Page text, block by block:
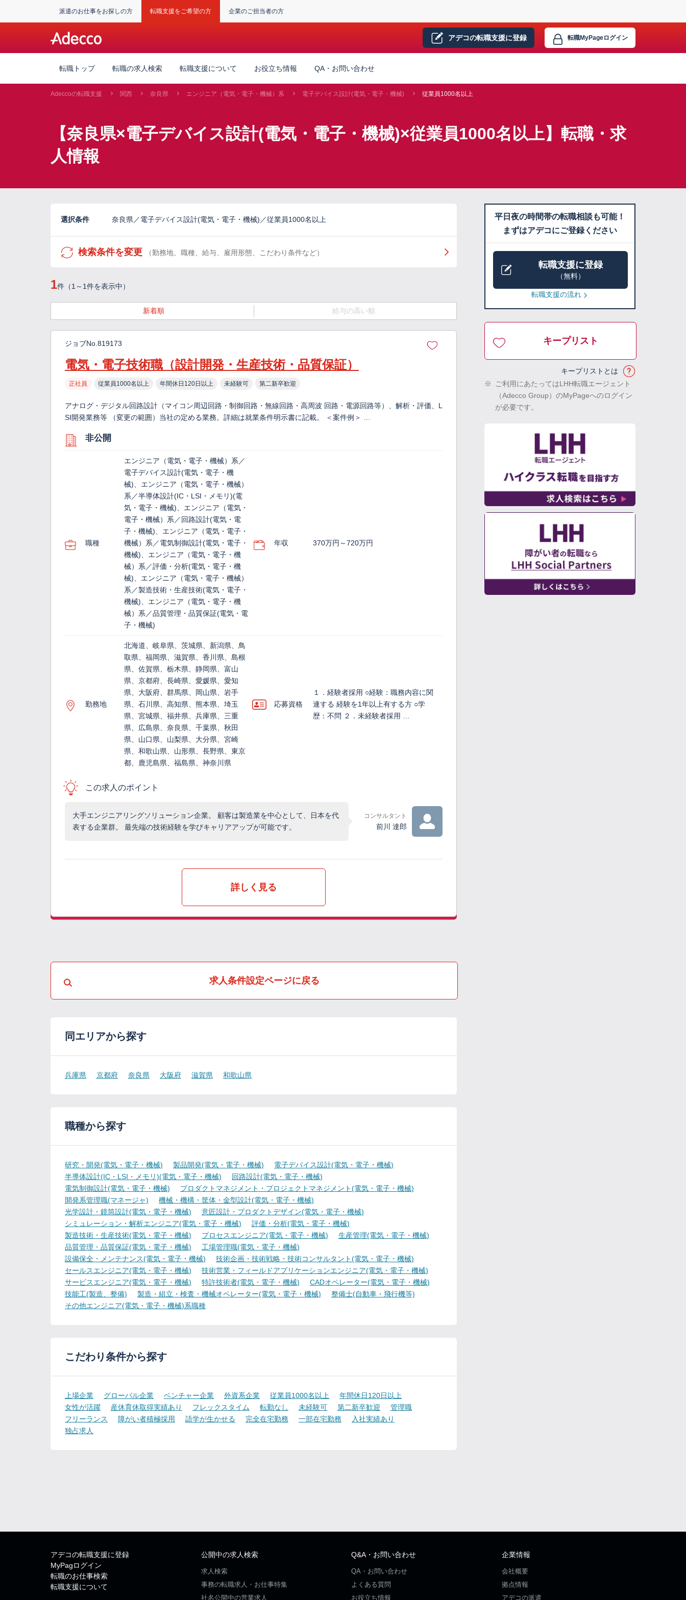
派遣のお仕事をお探しの方 転職支援をご希望の方 企業のご担当者の方
アデコの転職支援に登録 転職MyPageログイン
転職トップ 転職の求人検索 転職支援について お役立ち情報 QA・お問い合わせ
Adeccoの転職支援 関西 奈良県 エンジニア（電気・電子・機械）系 電子デバイス設計(電気・電子・機械) 従業員1000名以上
【奈良県×電子デバイス設計(電気・電子・機械)×従業員1000名以上】転職・求
人情報
選択条件 奈良県／電子デバイス設計(電気・電子・機械)／従業員1000名以上
検索条件を変更 （勤務地、職種、給与、雇用形態、こだわり条件など）
1件（1～1件を表示中）
新着順 給与の高い順
ジョブNo.819173
電気・電子技術職（設計開発・生産技術・品質保証）
正社員 従業員1000名以上 年間休日120日以上 未経験可 第二新卒歓迎
アナログ・デジタル回路設計（マイコン周辺回路・制御回路・無線回路・高周波 回路・電源回路等）、解析・評価、L
SI開発業務等 （変更の範囲）当社の定める業務。詳細は就業条件明示書に記載。 ＜案件例＞ …
非公開
職種
エンジニア（電気・電子・機械）系／
電子デバイス設計(電気・電子・機
械)、エンジニア（電気・電子・機械）
系／半導体設計(IC・LSI・メモリ)(電
気・電子・機械)、エンジニア（電気・
電子・機械）系／回路設計(電気・電
子・機械)、エンジニア（電気・電子・
機械）系／電気制御設計(電気・電子・
機械)、エンジニア（電気・電子・機
械）系／評価・分析(電気・電子・機
械)、エンジニア（電気・電子・機械）
系／製造技術・生産技術(電気・電子・
機械)、エンジニア（電気・電子・機
械）系／品質管理・品質保証(電気・電
子・機械)
年収 370万円～720万円
勤務地
北海道、岐阜県、茨城県、新潟県、鳥
取県、福岡県、滋賀県、香川県、島根
県、佐賀県、栃木県、静岡県、富山
県、京都府、長崎県、愛媛県、愛知
県、大阪府、群馬県、岡山県、岩手
県、石川県、高知県、熊本県、埼玉
県、宮城県、福井県、兵庫県、三重
県、広島県、奈良県、千葉県、秋田
県、山口県、山梨県、大分県、宮崎
県、和歌山県、山形県、長野県、東京
都、鹿児島県、福島県、神奈川県
応募資格
１．経験者採用 ○経験：職務内容に関
連する 経験を1年以上有する方 ○学
歴：不問 ２．未経験者採用 …
この求人のポイント
大手エンジニアリングソリューション企業。 顧客は製造業を中心として、日本を代
表する企業群。 最先端の技術経験を学びキャリアアップが可能です。
コンサルタント
前川 達郎
詳しく見る
求人条件設定ページに戻る
同エリアから探す
兵庫県 京都府 奈良県 大阪府 滋賀県 和歌山県
職種から探す
研究・開発(電気・電子・機械) 製品開発(電気・電子・機械)
電子デバイス設計(電気・電子・機械)
半導体設計(IC・LSI・メモリ)(電気・電子・機械)
回路設計(電気・電子・機械)
電気制御設計(電気・電子・機械)
プロダクトマネジメント・プロジェクトマネジメント(電気・電子・機械)
開発系管理職(マネージャ)
機械・機構・筐体・金型設計(電気・電子・機械)
光学設計・鏡筒設計(電気・電子・機械)
意匠設計・プロダクトデザイン(電気・電子・機械)
シミュレーション・解析エンジニア(電気・電子・機械)
評価・分析(電気・電子・機械)
製造技術・生産技術(電気・電子・機械)
プロセスエンジニア(電気・電子・機械)
生産管理(電気・電子・機械)
品質管理・品質保証(電気・電子・機械)
工場管理職(電気・電子・機械)
設備保全・メンテナンス(電気・電子・機械)
技術企画・技術戦略・技術コンサルタント(電気・電子・機械)
セールスエンジニア(電気・電子・機械)
技術営業・フィールドアプリケーションエンジニア(電気・電子・機械)
サービスエンジニア(電気・電子・機械)
特許技術者(電気・電子・機械)
CADオペレーター(電気・電子・機械)
技能工(製造、整備)
製造・組立・検査・機械オペレーター(電気・電子・機械)
整備士(自動車・飛行機等)
その他エンジニア(電気・電子・機械)系職種
こだわり条件から探す
上場企業 グローバル企業 ベンチャー企業 外資系企業 従業員1000名以上
年間休日120日以上
女性が活躍
産休育休取得実績あり フレックスタイム 転勤なし 未経験可 第二新卒歓迎
管理職
フリーランス
障がい者積極採用 語学が生かせる 完全在宅勤務 一部在宅勤務
入社実績あり
独占求人
平日夜の時間帯の転職相談も可能！
まずはアデコにご登録ください
転職支援に登録
（無料）
転職支援の流れ
キープリスト
キープリストとは
※
ご利用にあたってはLHH転職エージェント
（Adecco Group）のMyPageへのログイン
が必要です。
アデコの転職支援に登録
MyPagログイン
転職のお仕事検索
転職支援について
公開中の求人検索
求人検索
事務の転職求人・お仕事特集
社名公開中の営業求人
Q&A・お問い合わせ
QA・お問い合わせ
よくある質問
お役立ち情報
企業情報
会社概要
拠点情報
アデコの派遣